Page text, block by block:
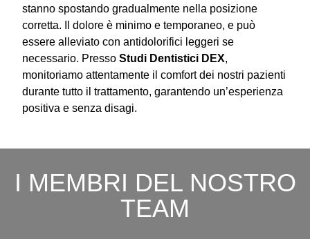
stanno spostando gradualmente nella posizione
corretta. Il dolore è minimo e temporaneo, e può
essere alleviato con antidolorifici leggeri se
necessario. Presso Studi Dentistici DEX,
monitoriamo attentamente il comfort dei nostri pazienti
durante tutto il trattamento, garantendo un’esperienza
positiva e senza disagi.
I MEMBRI DEL NOSTRO
TEAM